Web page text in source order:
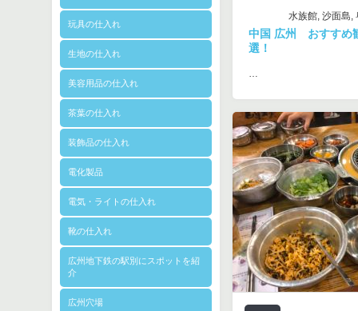
玩具の仕入れ
生地の仕入れ
美容用品の仕入れ
茶葉の仕入れ
装飾品の仕入れ
電化製品
電気・ライトの仕入れ
靴の仕入れ
広州地下鉄の駅別にスポットを紹
介
広州穴場
水族館, 沙面島,
中国 広州 おすすめ
選！
…